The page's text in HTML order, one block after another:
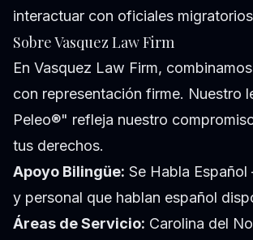
interactuar con oficiales
Sobre Vasquez Law Firm
En Vasquez Law Firm,
con representación firme. Nuestro
Peleo®" refleja nuestro
tus derechos.
Apoyo Bilingüe: Se Habla
y personal que hablan español
Áreas de Servicio: Carolina del